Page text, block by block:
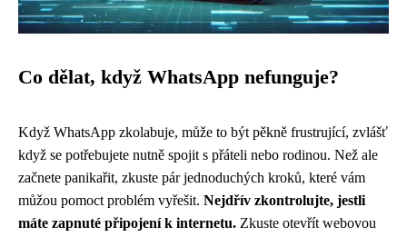
Co dělat, když WhatsApp nefunguje?
Když WhatsApp zkolabuje, může to být pěkně frustrující, zvlášť
když se potřebujete nutně spojit s přáteli nebo rodinou. Než ale
začnete panikařit, zkuste pár jednoduchých kroků, které vám
můžou pomoct problém vyřešit. Nejdřív zkontrolujte, jestli
máte zapnuté připojení k internetu. Zkuste otevřít webovou